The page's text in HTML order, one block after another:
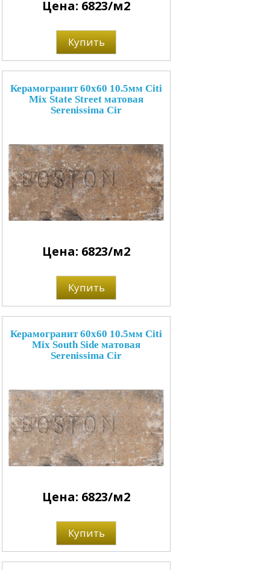
Цена: 6823/м2
Купить
Керамогранит 60x60 10.5мм Citi
Mix State Street матовая
Serenissima Cir
Цена: 6823/м2
Купить
Керамогранит 60x60 10.5мм Citi
Mix South Side матовая
Serenissima Cir
Цена: 6823/м2
Купить